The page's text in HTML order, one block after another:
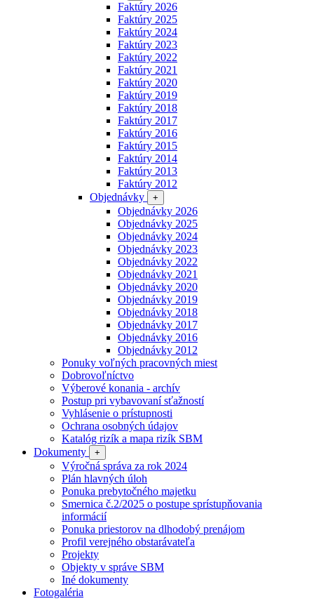
Faktúry 2026
Faktúry 2025
Faktúry 2024
Faktúry 2023
Faktúry 2022
Faktúry 2021
Faktúry 2020
Faktúry 2019
Faktúry 2018
Faktúry 2017
Faktúry 2016
Faktúry 2015
Faktúry 2014
Faktúry 2013
Faktúry 2012
Objednávky
+
Objednávky 2026
Objednávky 2025
Objednávky 2024
Objednávky 2023
Objednávky 2022
Objednávky 2021
Objednávky 2020
Objednávky 2019
Objednávky 2018
Objednávky 2017
Objednávky 2016
Objednávky 2012
Ponuky voľných pracovných miest
Dobrovoľníctvo
Výberové konania - archív
Postup pri vybavovaní sťažností
Vyhlásenie o prístupnosti
Ochrana osobných údajov
Katalóg rizík a mapa rizík SBM
Dokumenty
+
Výročná správa za rok 2024
Plán hlavných úloh
Ponuka prebytočného majetku
Smernica č.2/2025 o postupe sprístupňovania
informácií
Ponuka priestorov na dlhodobý prenájom
Profil verejného obstarávateľa
Projekty
Objekty v správe SBM
Iné dokumenty
Fotogaléria